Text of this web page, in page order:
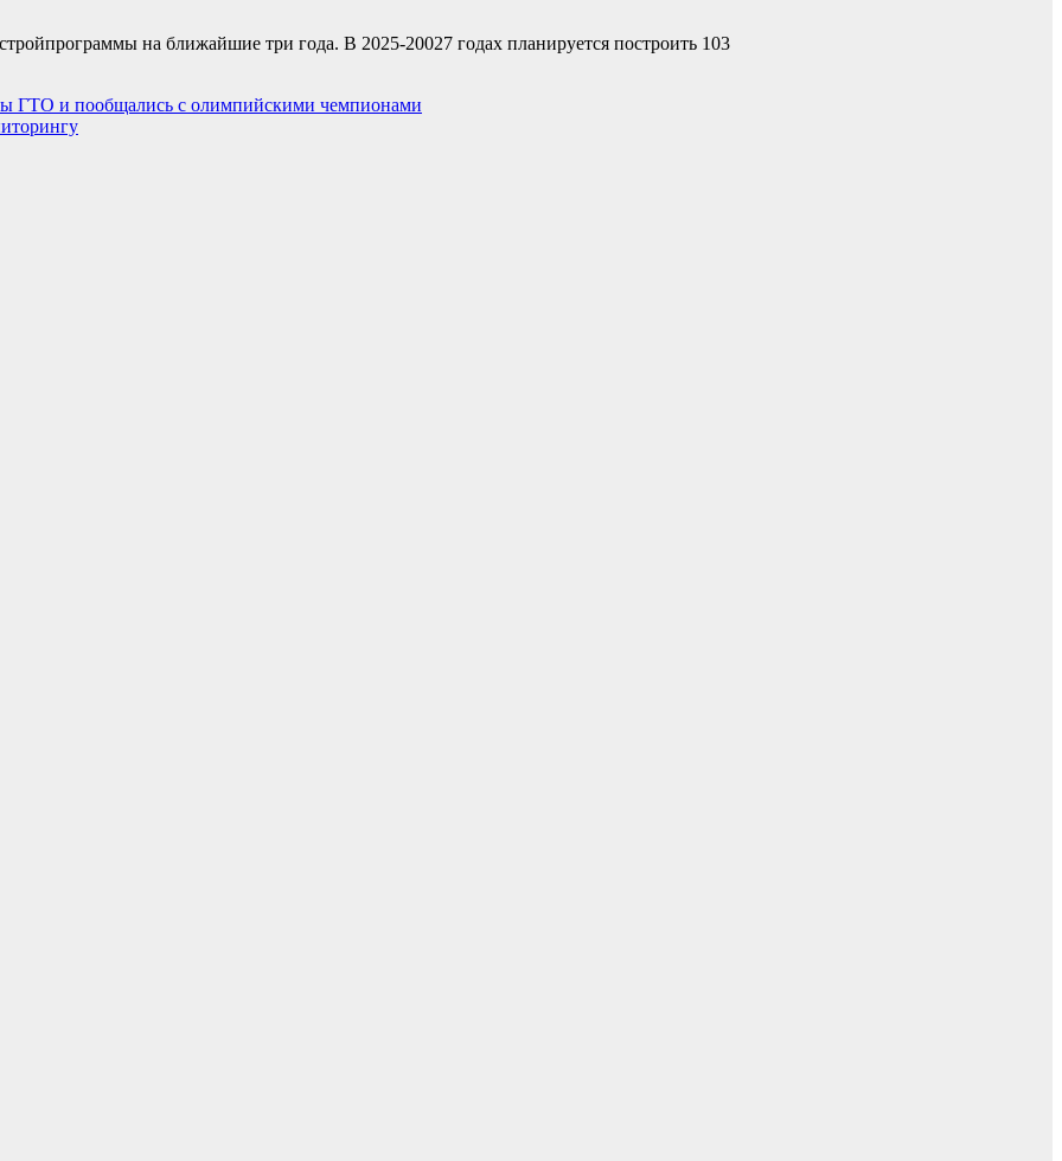
на ближайшие три года. В 2025-20027 годах планируется построить 103
ГТО и пообщались с олимпийскими чемпионами